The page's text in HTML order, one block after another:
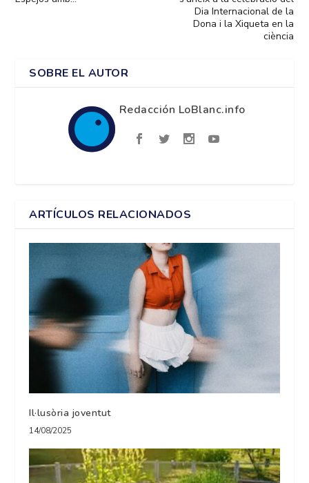
Dia Internacional de la
Dona i la Xiqueta en la
ciència
SOBRE EL AUTOR
Redacción LoBlanc.info
ARTÍCULOS RELACIONADOS
Il·lusòria joventut
14/08/2025